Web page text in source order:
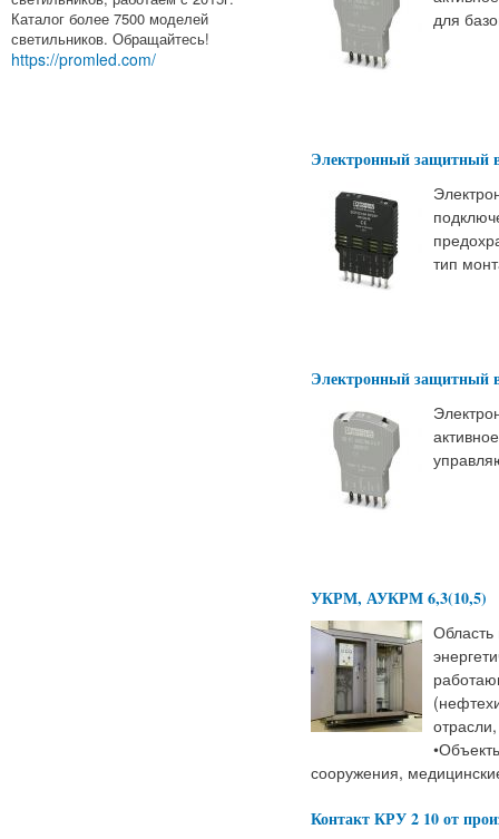
Каталог более 7500 моделей
светильников. Обращайтесь!
https://promled.com/
для
Электронный защитный
тип
Электронный защитный
УКРМ, АУКРМ 6,3(10,5)
Область
сооружения,
Контакт КРУ 2 10 от